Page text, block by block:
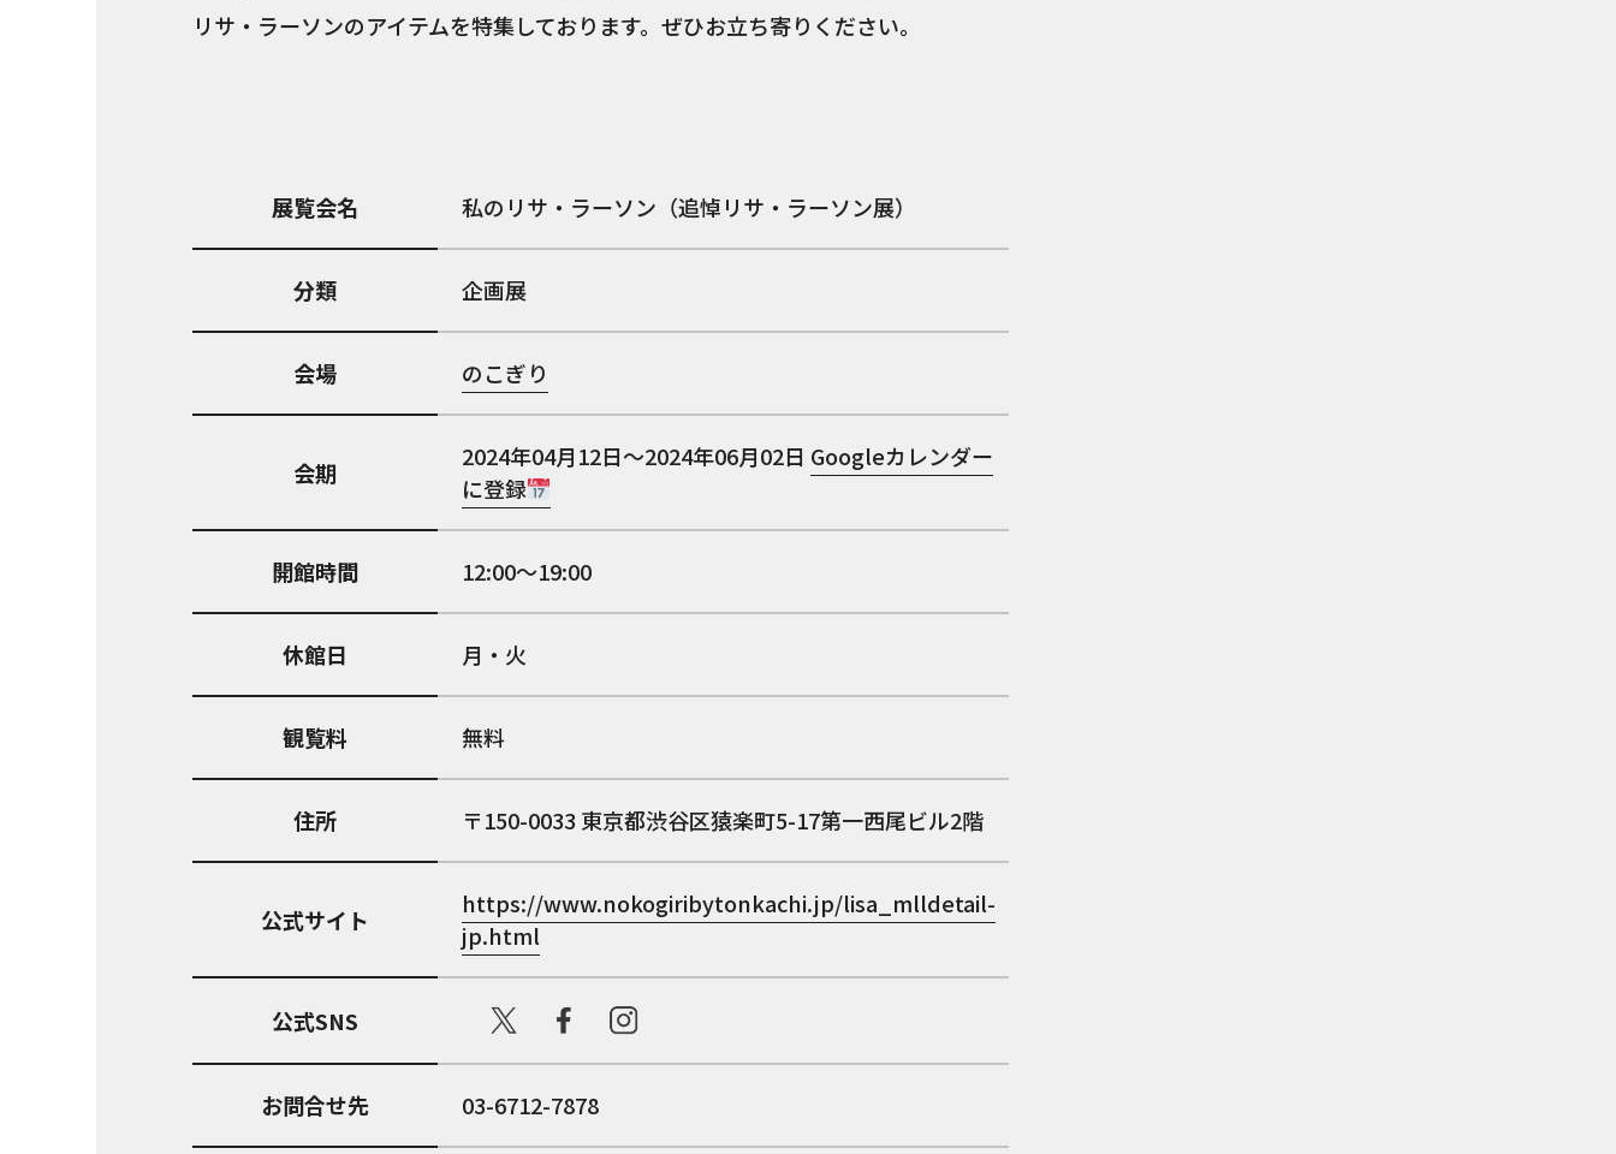
リサ・ラーソンのアイテムを特集しております。ぜひお立ち寄りください。
展覧会名 私のリサ・ラーソン（追悼リサ・ラーソン展）
分類 企画展
会場 ​のこぎり
会期
2024年04月12日～2024年06月02日 Googleカレンダー
に登録
開館時間 12:00～19:00
休館日 月・火
観覧料 無料
住所 150-0033 東京都渋谷区猿楽町5-17第一西尾ビル2階
公式サイト
https://www.nokogiribytonkachi.jp/lisa_mlldetail-
jp.html
公式SNS
お問合せ先 03-6712-7878